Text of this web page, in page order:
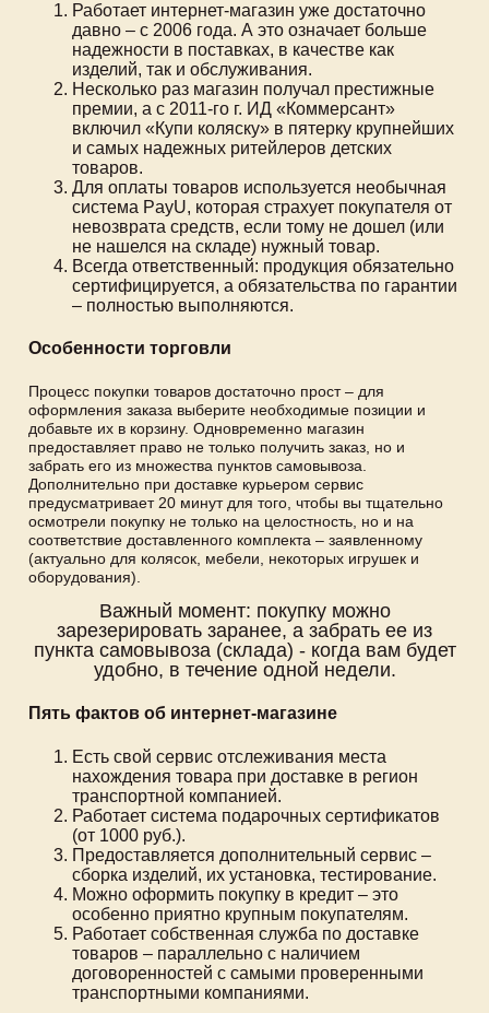
Работает интернет-магазин уже достаточно
давно – с 2006 года. А это означает больше
надежности в поставках, в качестве как
изделий, так и обслуживания.
Несколько раз магазин получал престижные
премии, а с 2011-го г. ИД «Коммерсант»
включил «Купи коляску» в пятерку крупнейших
и самых надежных ритейлеров детских
товаров.
Для оплаты товаров используется необычная
система PayU, которая страхует покупателя от
невозврата средств, если тому не дошел (или
не нашелся на складе) нужный товар.
Всегда ответственный: продукция обязательно
сертифицируется, а обязательства по гарантии
– полностью выполняются.
Особенности торговли
Процесс покупки товаров достаточно прост – для
оформления заказа выберите необходимые позиции и
добавьте их в корзину. Одновременно магазин
предоставляет право не только получить заказ, но и
забрать его из множества пунктов самовывоза.
Дополнительно при доставке курьером сервис
предусматривает 20 минут для того, чтобы вы тщательно
осмотрели покупку не только на целостность, но и на
соответствие доставленного комплекта – заявленному
(актуально для колясок, мебели, некоторых игрушек и
оборудования).
Важный момент: покупку можно
зарезерировать заранее, а забрать ее из
пункта самовывоза (склада) - когда вам будет
удобно, в течение одной недели.
Пять фактов об интернет-магазине
Есть свой сервис отслеживания места
нахождения товара при доставке в регион
транспортной компанией.
Работает система подарочных сертификатов
(от 1000 руб.).
Предоставляется дополнительный сервис –
сборка изделий, их установка, тестирование.
Можно оформить покупку в кредит – это
особенно приятно крупным покупателям.
Работает собственная служба по доставке
товаров – параллельно с наличием
договоренностей с самыми проверенными
транспортными компаниями.